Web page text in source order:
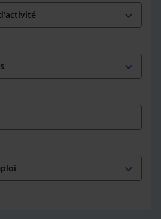
expand_more
expand_more
expand_more